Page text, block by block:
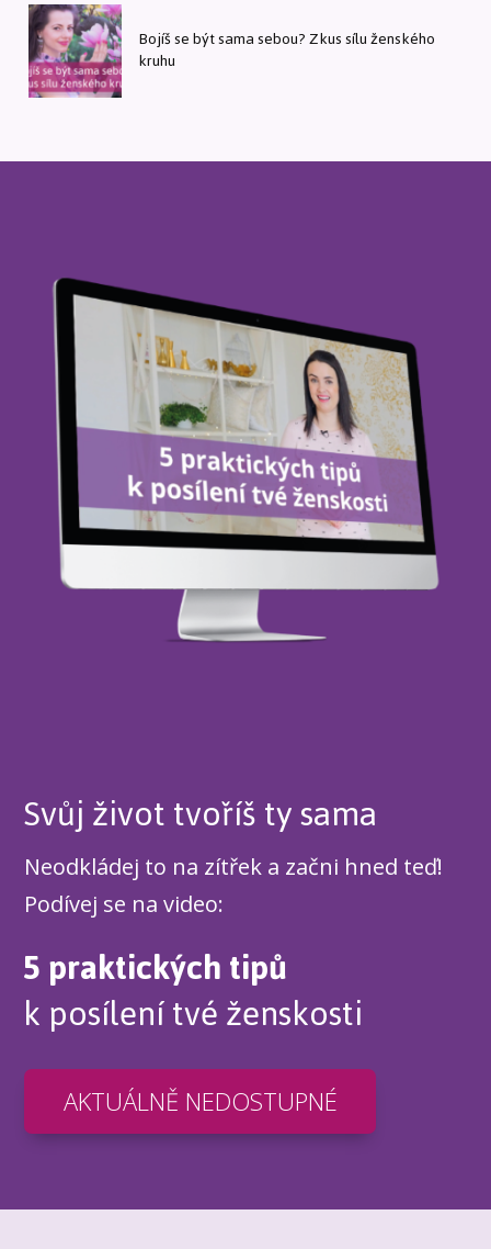
Bojíš se být sama sebou? Zkus sílu ženského
kruhu
Svůj život tvoříš ty sama
Neodkládej to na zítřek a začni hned teď!
Podívej se na video:
5 praktických tipů
k posílení tvé ženskosti
AKTUÁLNĚ NEDOSTUPNÉ